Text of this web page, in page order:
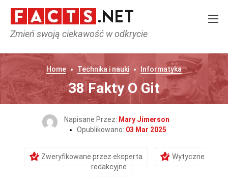
Zmień swoją ciekawość w odkrycie
Home Technika i nauki Informatyka
38 Fakty O Git
Napisane Przez: Mary Jimerson
Opublikowano: 03 Mar 2025
Zweryfikowane przez eksperta
Wytyczne
redakcyjne